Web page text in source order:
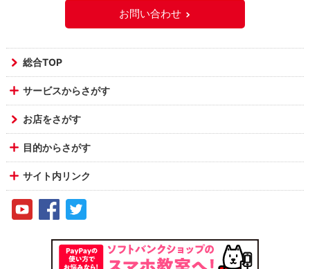
お問い合わせ
総合TOP
サービスからさがす
お店をさがす
目的からさがす
サイト内リンク